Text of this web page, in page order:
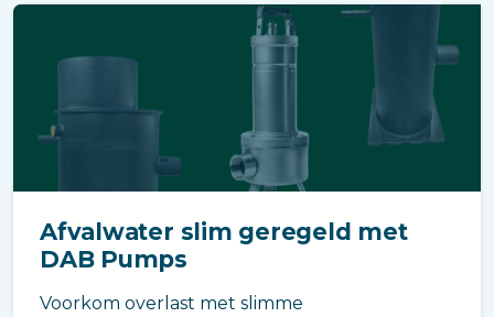
Afvalwater slim geregeld met
DAB Pumps
Voorkom overlast met slimme